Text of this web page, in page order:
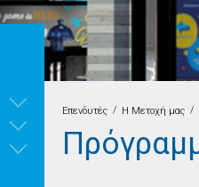
Επενδυτές / Η Μετοχή μας /